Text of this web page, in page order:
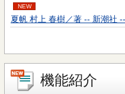
NEW
夏帆 村上 春樹／著 -- 新潮社
機能紹介